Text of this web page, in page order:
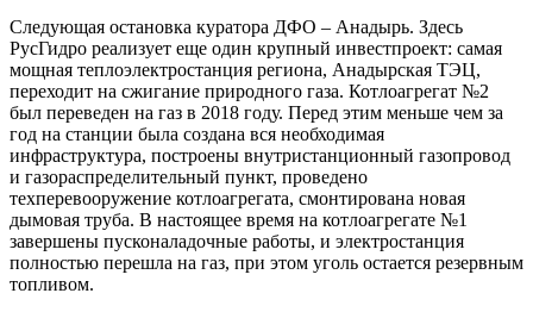
Следующая остановка куратора ДФО – Анадырь. Здесь
РусГидро реализует еще один крупный инвестпроект: самая
мощная теплоэлектростанция региона, Анадырская ТЭЦ,
переходит на сжигание природного газа. Котлоагрегат №2
был переведен на газ в 2018 году. Перед этим меньше чем за
год на станции была создана вся необходимая
инфраструктура, построены внутристанционный газопровод
и газораспределительный пункт, проведено
техперевооружение котлоагрегата, смонтирована новая
дымовая труба. В настоящее время на котлоагрегате №1
завершены пусконаладочные работы, и электростанция
полностью перешла на газ, при этом уголь остается резервным
топливом.